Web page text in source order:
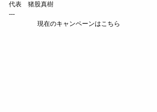
代表　猪股真樹
---
現在のキャンペーンはこちら